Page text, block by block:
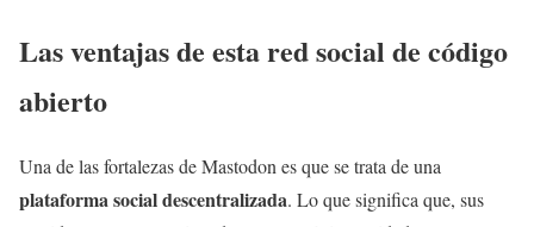
Las ventajas de esta red social de código
abierto
Una de las fortalezas de Mastodon es que se trata de una
plataforma social descentralizada. Lo que significa que, sus